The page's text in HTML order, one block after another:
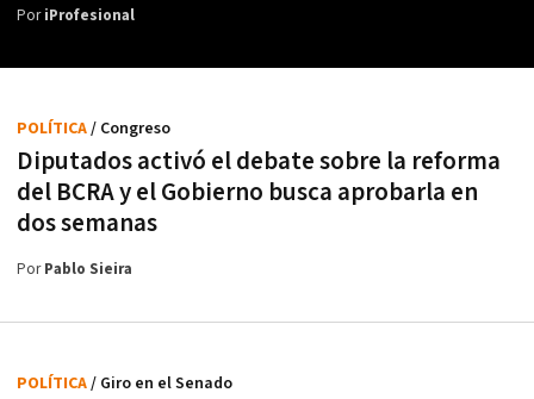
PoriProfesional
Diputados activó el debate sobre la reforma
del BCRA y el Gobierno busca aprobarla en
dos semanas
POLÍTICA/ Congreso
PorPablo Sieira
POLÍTICA/ Giro en el Senado